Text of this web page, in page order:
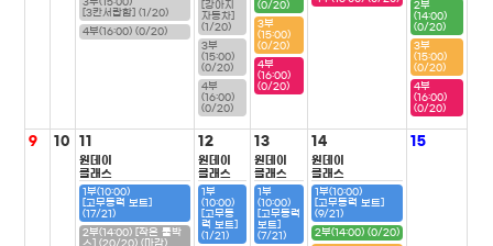
[3칸서랍함] (1/20)
4부(16:00) (0/20)
[강아지
자동차]
(1/20)
3부
(15:00)
(0/20)
4부
(16:00)
(0/20)
(0/20)
3부
(15:00)
(0/20)
4부
(16:00)
(0/20)
2부
(14:00)
(0/20)
3부
(15:00)
(0/20)
4부
(16:00)
(0/20)
9 10 11
원데이
클래스
1부(10:00)
[고무동력 보트]
(17/21)
2부(14:00) [작은 툴박
스] (20/20) (마감)
12
원데이
클래스
1부
(10:00)
[고무동
력 보트]
(1/21)
13
원데이
클래스
1부
(10:00)
[고무동력
보트]
(7/21)
14
원데이
클래스
1부(10:00)
[고무동력 보트]
(9/21)
2부(14:00) (0/20)
15